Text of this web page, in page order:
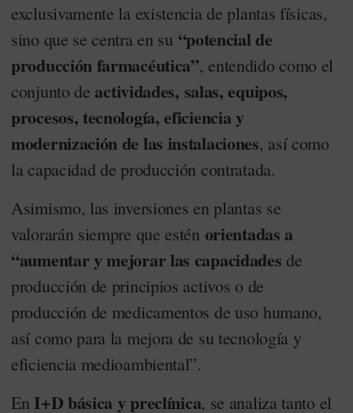
exclusivamente la existencia de plantas físicas,
sino que se centra en su “potencial de
producción farmacéutica”, entendido como el
conjunto de actividades, salas, equipos,
procesos, tecnología, eficiencia y
modernización de las instalaciones, así como
la capacidad de producción contratada.
Asimismo, las inversiones en plantas se
valorarán siempre que estén orientadas a
“aumentar y mejorar las capacidades de
producción de principios activos o de
producción de medicamentos de uso humano,
así como para la mejora de su tecnología y
eficiencia medioambiental”.
En I+D básica y preclínica, se analiza tanto el